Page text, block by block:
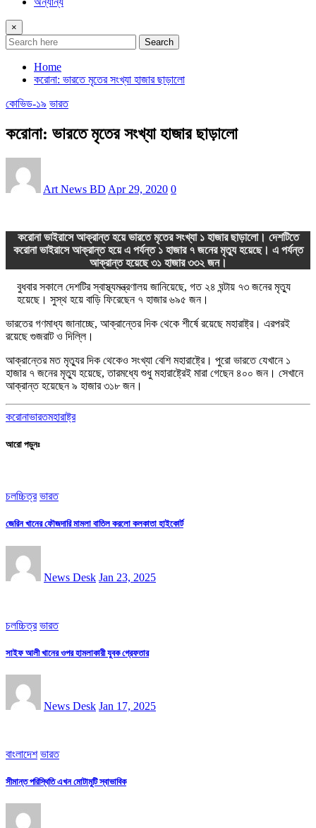
×
Search
Home
করোনা: ভারতে মৃতের সংখ্যা হাজার ছাড়ালো
কোভিড-১৯ ভারত
করোনা: ভারতে মৃতের সংখ্যা হাজার ছাড়ালো
Art News BD Apr 29, 2020 0
করোনা ভাইরাসে আক্রান্ত হয়ে ভারতে মৃতের সংখ্যা ১ হাজার ছাড়ালো। দেশটিতে
করোনা ভাইরাসে আক্রান্ত হয়ে এ পর্যন্ত ১ হাজার ৭ জনের মৃত্যু হয়েছে। এ পর্যন্ত
আক্রান্ত হয়েছে ৩১ হাজার ৩৩২ জন।
বুধবার সকালে দেশটির স্বাস্থ্যমন্ত্রণালয় জানিয়েছে, গত ২৪ ঘন্টায় ৭৩ জনের মৃত্যু
হয়েছে। সুস্থ হয়ে বাড়ি ফিরেছেন ৭ হাজার ৬৯৫ জন।
ভারতের গণমাধ্য জানাচ্ছে, আক্রান্তের দিক থেকে শীর্ষে রয়েছে মহারাষ্ট্র। এরপরই
রয়েছে গুজরাট ও দিল্লি।
আক্রান্তের মত মৃত্যুর দিক থেকেও সংখ্যা বেশি মহারাষ্ট্রে। পুরো ভারতে যেখানে ১
হাজার ৭ জনের মৃত্যু হয়েছে, তারমধ্যে শুধু মহারাষ্ট্রেই মারা গেছেন ৪০০ জন। সেখানে
আক্রান্ত হয়েছেন ৯ হাজার ৩১৮ জন।
করোনাভারতমহারাষ্ট্র
আরো পড়ুনঃ
চলচ্চিত্র ভারত
জেরিন খানের ফৌজদারি মামলা বাতিল করলো কলকাতা হাইকোর্ট
News Desk Jan 23, 2025
চলচ্চিত্র ভারত
সাইফ আলী খানের ওপর হামলাকারী যুবক গ্রেফতার
News Desk Jan 17, 2025
বাংলাদেশ ভারত
সীমান্ত পরিস্থিতি এখন মোটামুটি স্বাভাবিক